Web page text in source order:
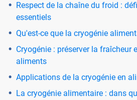
Respect de la chaîne du froid :
essentiels
Qu'est-ce que la cryogénie
Cryogénie : préserver la fraîcheur
aliments
Applications de la cryogénie en
La cryogénie alimentaire : dans